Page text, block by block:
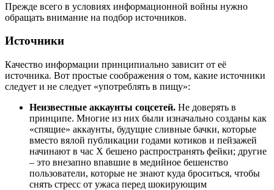
Прежде всего в условиях информационной войны нужно
обращать внимание на подбор источников.
Источники
Качество информации принципиально зависит от её
источника. Вот простые соображения о том, какие источники
следует и не следует «употреблять в пищу»:
Неизвестные аккаунты соцсетей. Не доверять в
принципе. Многие из них были изначально созданы как
«спящие» аккаунты, будущие сливные бачки, которые
вместо вялой публикации годами котиков и пейзажей
начинают в час Х бешено распространять фейки; другие
– это внезапно впавшие в медийное бешенство
пользователи, которые не знают куда броситься, чтобы
снять стресс от ужаса перед шокирующим